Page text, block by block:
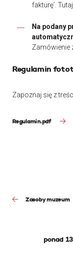
fakturę’.
Na podany
Zamówienie
Regulamin
Zapoznaj się z
Regulamin.pdf
Zasoby muzeum
ponad